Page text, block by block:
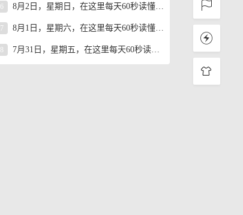
6 8月2日，星期日，在这里每天60秒读懂世界！
7 8月1日，星期六，在这里每天60秒读懂世界！
7月31日，星期五，在这里每天60秒读懂世界！